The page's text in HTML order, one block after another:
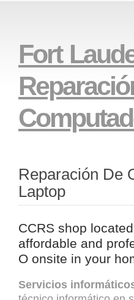
Fort
Reparación De
Laptop
CCRS shop
affordable and
O onsite in your
Servicios